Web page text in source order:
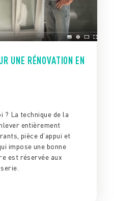
UNE RÉNOVATION EN
? La technique de la
entièrement
pièce d’appui et
impose une bonne
est réservée aux